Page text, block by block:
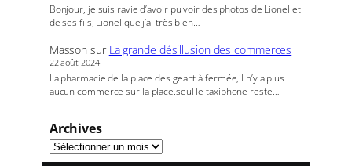
Bonjour, je suis ravie d’avoir pu voir des photos de Lionel et
de ses fils, Lionel que j’ai très bien…
Masson sur La grande désillusion des commerces
22 août 2024
La pharmacie de la place des geant à fermée,il n’y a plus
aucun commerce sur la place.seul le taxiphone reste…
Archives